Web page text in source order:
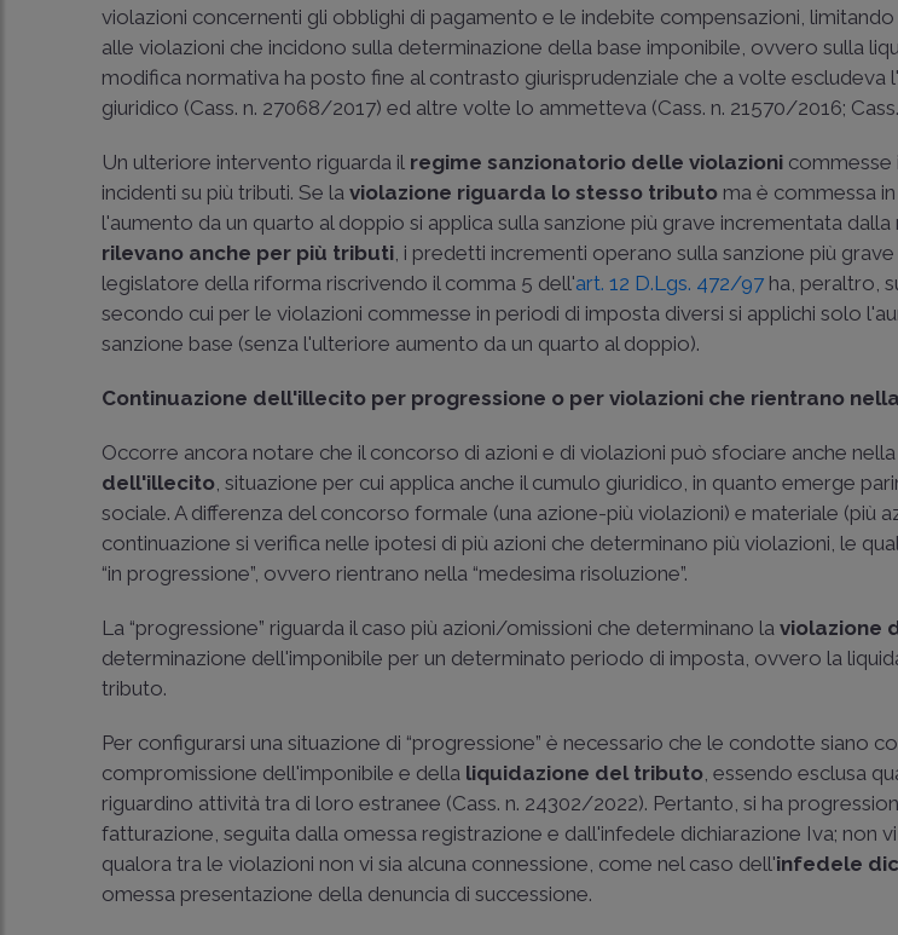
violazioni concernenti gli obblighi di pagamento e le indebite compensazioni,
alle violazioni che incidono sulla determinazione della base imponibile, ovvero sulla
modifica normativa ha posto fine al contrasto giurisprudenziale che a volte escludeva
giuridico (Cass. n. 27068/2017) ed altre volte lo ammetteva (Cass. n. 21570/2016;
Un ulteriore intervento riguarda il regime sanzionatorio delle violazioni commesse
incidenti su più tributi. Se laviolazione riguarda lo stesso tributo ma è commessa
l'aumento da un quarto al doppio si applica sulla sanzione più grave incrementata
rilevano anche per più tributi, i predetti incrementi operano sulla sanzione più
legislatore della riforma riscrivendo il comma 5 dell'art. 12 D.Lgs. 472/97 ha, peraltro,
secondo cui per le violazioni commesse in periodi di imposta diversi si applichi solo
sanzione base (senza l'ulteriore aumento da un quarto al doppio).
Continuazione dell'illecito per progressione o per violazioni che rientrano
Occorre ancora notare che il concorso di azioni e di violazioni può sfociare anche nella
dell'illecito, situazione per cui applica anche il cumulo giuridico, in quanto emerge
sociale. A differenza del concorso formale (una azione-più violazioni) e materiale (più
continuazione si verifica nelle ipotesi di più azioni che determinano più violazioni, le
“in progressione”, ovvero rientrano nella “medesima risoluzione”.
La “progressione” riguarda il caso più azioni/omissioni che determinano la violazione
determinazione dell'imponibile per un determinato periodo di imposta, ovvero la
tributo.
Per configurarsi una situazione di “progressione” è necessario che le condotte siano
compromissione dell'imponibile e della liquidazione del tributo, essendo esclusa
riguardino attività tra di loro estranee (Cass. n. 24302/2022). Pertanto, si ha
fatturazione, seguita dalla omessa registrazione e dall'infedele dichiarazione Iva; non
qualora tra le violazioni non vi sia alcuna connessione, come nel caso dell'infedele
omessa presentazione della denuncia di successione.